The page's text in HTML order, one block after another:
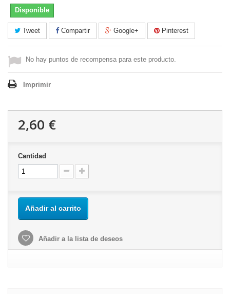
Disponible
Tweet Compartir Google+ Pinterest
No hay puntos de recompensa para este producto.
Imprimir
2,60 €
Cantidad
Añadir al carrito
Añadir a la lista de deseos